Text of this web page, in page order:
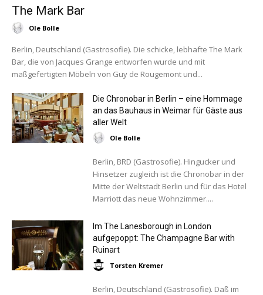
The Mark Bar
Ole Bolle
Berlin, Deutschland (Gastrosofie). Die schicke, lebhafte The Mark
Bar, die von Jacques Grange entworfen wurde und mit
maßgefertigten Möbeln von Guy de Rougemont und...
Die Chronobar in Berlin – eine Hommage
an das Bauhaus in Weimar für Gäste aus
aller Welt
Ole Bolle
Berlin, BRD (Gastrosofie). Hingucker und
Hinsetzer zugleich ist die Chronobar in der
Mitte der Weltstadt Berlin und für das Hotel
Marriott das neue Wohnzimmer....
Im The Lanesborough in London
aufgepoppt: The Champagne Bar with
Ruinart
Torsten Kremer
Berlin, Deutschland (Gastrosofie). Daß im